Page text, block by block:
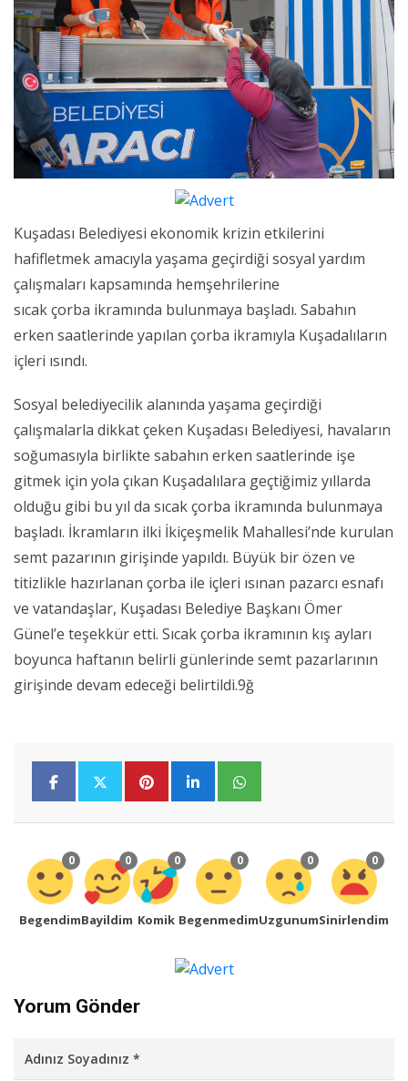
Kuşadası Belediyesi ekonomik krizin etkilerini
hafifletmek amacıyla yaşama geçirdiği sosyal yardım
çalışmaları kapsamında hemşehrilerine
sıcak çorba ikramında bulunmaya başladı. Sabahın
erken saatlerinde yapılan çorba ikramıyla Kuşadalıların
içleri ısındı.
Sosyal belediyecilik alanında yaşama geçirdiği
çalışmalarla dikkat çeken Kuşadası Belediyesi, havaların
soğumasıyla birlikte sabahın erken saatlerinde işe
gitmek için yola çıkan Kuşadalılara geçtiğimiz yıllarda
olduğu gibi bu yıl da sıcak çorba ikramında bulunmaya
başladı. İkramların ilki İkiçeşmelik Mahallesi’nde kurulan
semt pazarının girişinde yapıldı. Büyük bir özen ve
titizlikle hazırlanan çorba ile içleri ısınan pazarcı esnafı
ve vatandaşlar, Kuşadası Belediye Başkanı Ömer
Günel’e teşekkür etti. Sıcak çorba ikramının kış ayları
boyunca haftanın belirli günlerinde semt pazarlarının
girişinde devam edeceği belirtildi.9ğ
0
Begendim
0
Bayildim
0
Komik
0
Begenmedim
0
Uzgunum
0
Sinirlendim
Yorum Gönder